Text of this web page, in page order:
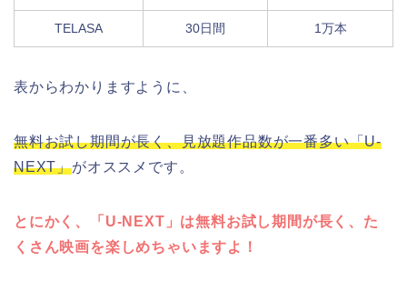
TELASA 30日間 1万本
表からわかりますように、
無料お試し期間が長く、見放題作品数が一番多い「U-
NEXT」がオススメです。
とにかく、「U-NEXT」は無料お試し期間が長く、た
くさん映画を楽しめちゃいますよ！